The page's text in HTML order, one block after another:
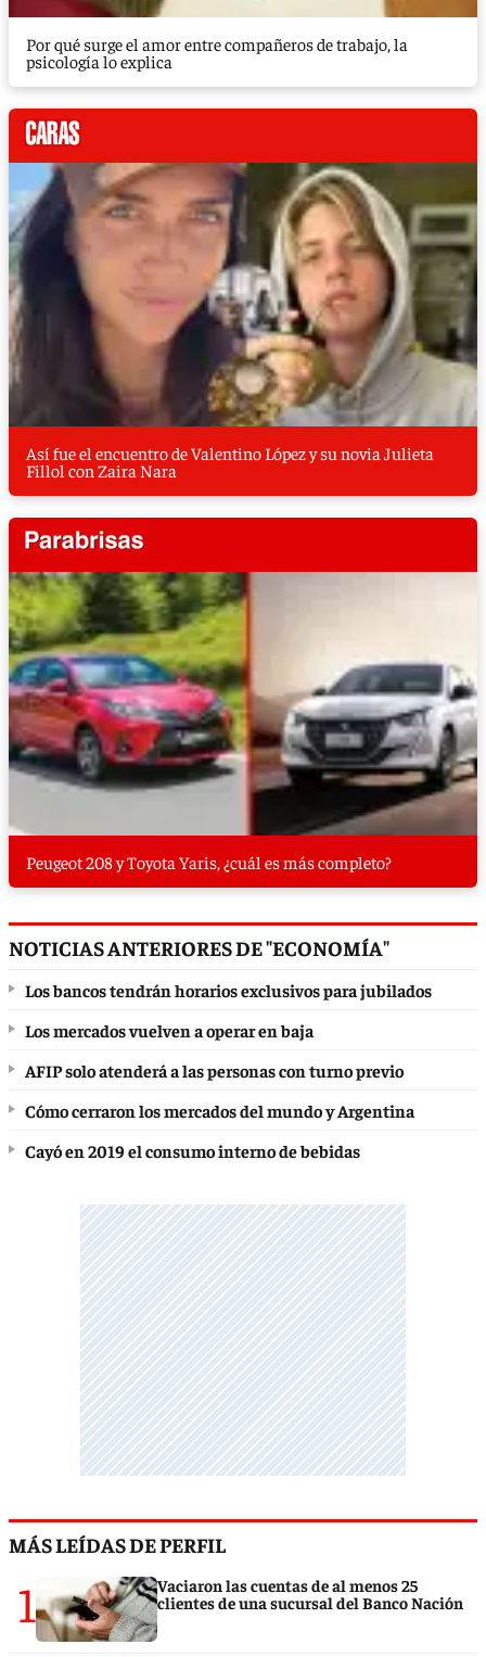
Por qué surge el amor entre compañeros de trabajo, la
psicología lo explica
Así fue el encuentro de Valentino López y su novia Julieta
Fillol con Zaira Nara
Peugeot 208 y Toyota Yaris, ¿cuál es más completo?
NOTICIAS ANTERIORES DE "ECONOMÍA"
Los bancos tendrán horarios exclusivos para jubilados
Los mercados vuelven a operar en baja
AFIP solo atenderá a las personas con turno previo
Cómo cerraron los mercados del mundo y Argentina
Cayó en 2019 el consumo interno de bebidas
MÁS LEÍDAS DE PERFIL
1
Vaciaron las cuentas de al menos 25
clientes de una sucursal del Banco Nación